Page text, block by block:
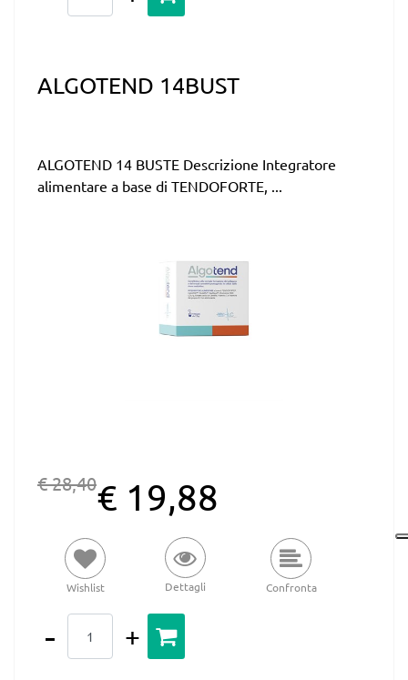
ALGOTEND 14BUST
ALGOTEND 14 BUSTE Descrizione Integratore
alimentare a base di TENDOFORTE, ...
€ 28,40€ 19,88
Wishlist Dettagli Confronta